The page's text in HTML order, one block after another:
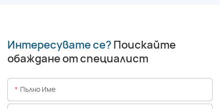
Интересувате се? Поискайте
обаждане от специалист
Пълно Име